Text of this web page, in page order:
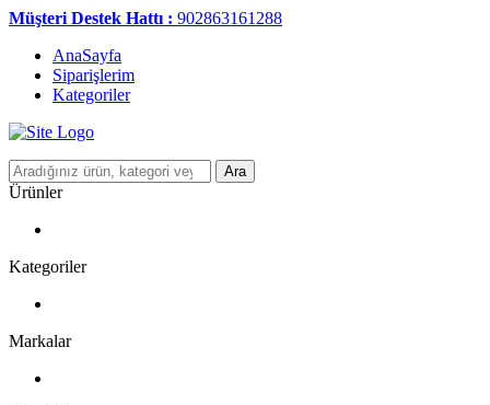
Müşteri Destek Hattı : 902863161288
AnaSayfa
Siparişlerim
Kategoriler
Ara
Ürünler
Kategoriler
Markalar